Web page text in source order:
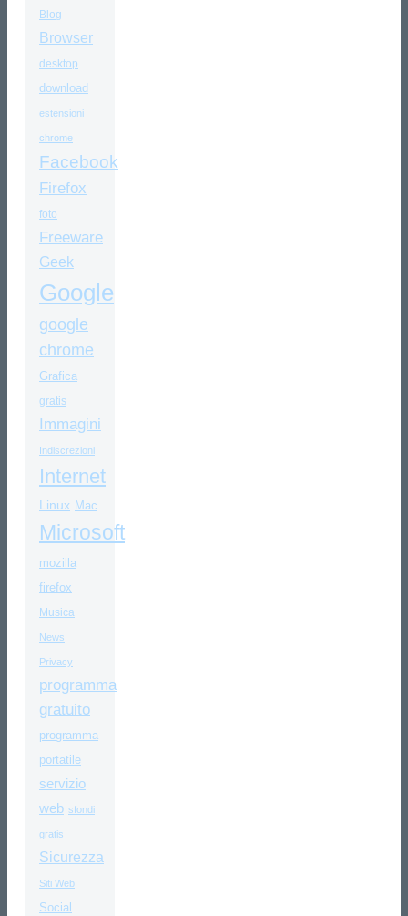
Blog
Browser
desktop
download
estensioni
chrome
Facebook
Firefox
foto
Freeware
Geek
Google
google
chrome
Grafica
gratis
Immagini
Indiscrezioni
Internet
Linux Mac
Microsoft
mozilla
firefox
Musica
News
Privacy
programma
gratuito
programma
portatile
servizio
web sfondi
gratis
Sicurezza
Siti Web
Social